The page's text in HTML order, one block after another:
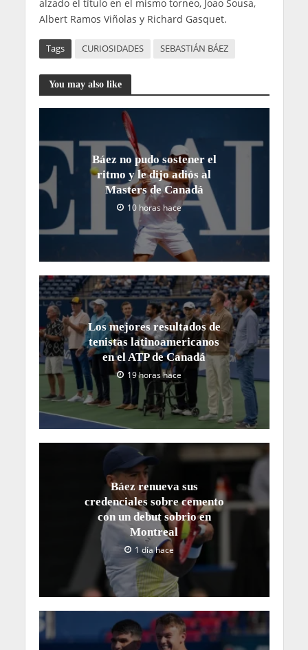
alzado el título en el mismo torneo, Joao Sousa,
Albert Ramos Viñolas y Richard Gasquet.
Tags CURIOSIDADES SEBASTIÁN BÁEZ
You may also like
Báez no pudo sostener el
ritmo y le dijo adiós al
Masters de Canadá
10 horas hace
Los mejores resultados de
tenistas latinoamericanos
en el ATP de Canadá
19 horas hace
Báez renueva sus
credenciales sobre cemento
con un debut sobrio en
Montreal
1 día hace